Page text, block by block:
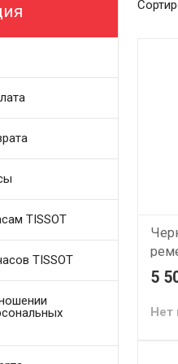
TISSOT
TISSOT
5
Нет